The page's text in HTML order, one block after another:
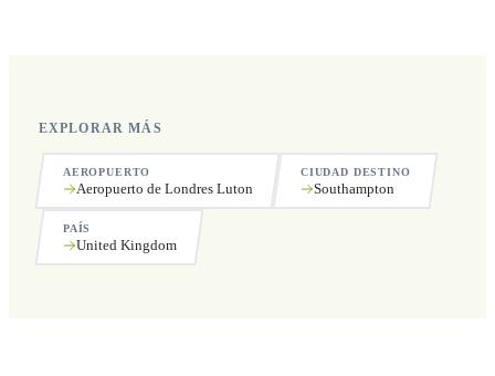
EXPLORAR MÁS
AEROPUERTO
Aeropuerto de Londres Luton
CIUDAD DESTINO
Southampton
PAÍS
United Kingdom